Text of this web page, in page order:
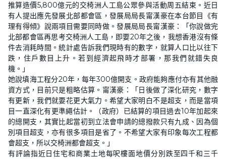
.
0
4
%
推算造價5,800億元的交椅洲人工島公眾參與活動周五結束。近日
有人提出應先發展北部都會區，發展局局長甯漢豪在本台節目《有
理有得傾》說兩項目需要同時做。發展局局長甯漢豪：「你說做完
北部都會區再思考交椅洲人工島，即要20年之後，我想香港沒有條
件去消耗時間。統計處告訴我們現時有的數字，就算人口比以往下
跌，住戶數目上升。若到經濟起飛時才部署，那我們就錯失良
機。」
她說填海工程分20年，每年300億開支。政府能夠應付亦有其他融
資方式，目前只是粗略估算。甯漢豪：「日後做了深化研究，數字
有更新，我們就要花更大氣力。希望大家明白不是超支，而是當項
目一直深化有更準繩估計。（政府）已結算的項目過去10年加起來
的總開支，其實比起當初到立法會申請的總撥款只有九成、因為個
別項目超支，亦有很多項目是省了。不希望大家有印象每次工程都
會超支，所以交椅洲都會超支。」
有評論指近日住宅和商業土地每呎樓面地價分別跌至四千和三千